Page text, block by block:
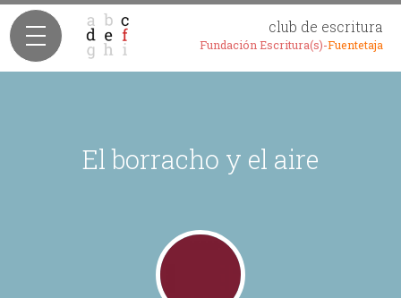
club de escritura
Fundación Escritura(s)-Fuentetaja
El borracho y el aire